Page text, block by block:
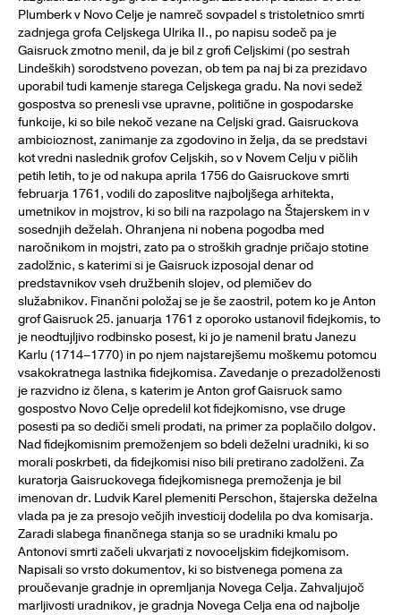
Plumberk v Novo Celje je namreč sovpadel s tristoletnico smrti
zadnjega grofa Celjskega Ulrika II., po napisu sodeč pa je
Gaisruck zmotno menil, da je bil z grofi Celjskimi (po sestrah
Lindeških) sorodstveno povezan, ob tem pa naj bi za prezidavo
uporabil tudi kamenje starega Celjskega gradu. Na novi sedež
gospostva so prenesli vse upravne, politične in gospodarske
funkcije, ki so bile nekoč vezane na Celjski grad. Gaisruckova
ambicioznost, zanimanje za zgodovino in želja, da se predstavi
kot vredni naslednik grofov Celjskih, so v Novem Celju v pičlih
petih letih, to je od nakupa aprila 1756 do Gaisruckove smrti
februarja 1761, vodili do zaposlitve najboljšega arhitekta,
umetnikov in mojstrov, ki so bili na razpolago na Štajerskem in v
sosednjih deželah. Ohranjena ni nobena pogodba med
naročnikom in mojstri, zato pa o stroških gradnje pričajo stotine
zadolžnic, s katerimi si je Gaisruck izposojal denar od
predstavnikov vseh družbenih slojev, od plemičev do
služabnikov. Finančni položaj se je še zaostril, potem ko je Anton
grof Gaisruck 25. januarja 1761 z oporoko ustanovil fidejkomis, to
je neodtujljivo rodbinsko posest, ki jo je namenil bratu Janezu
Karlu (1714–1770) in po njem najstarejšemu moškemu potomcu
vsakokratnega lastnika fidejkomisa. Zavedanje o prezadolženosti
je razvidno iz člena, s katerim je Anton grof Gaisruck samo
gospostvo Novo Celje opredelil kot fidejkomisno, vse druge
posesti pa so dediči smeli prodati, na primer za poplačilo dolgov.
Nad fidejkomisnim premoženjem so bdeli deželni uradniki, ki so
morali poskrbeti, da fidejkomisi niso bili pretirano zadolženi. Za
kuratorja Gaisruckovega fidejkomisnega premoženja je bil
imenovan dr. Ludvik Karel plemeniti Perschon, štajerska deželna
vlada pa je za presojo večjih investicij dodelila po dva komisarja.
Zaradi slabega finančnega stanja so se uradniki kmalu po
Antonovi smrti začeli ukvarjati z novoceljskim fidejkomisom.
Napisali so vrsto dokumentov, ki so bistvenega pomena za
proučevanje gradnje in opremljanja Novega Celja. Zahvaljujoč
marljivosti uradnikov, je gradnja Novega Celja ena od najbolje